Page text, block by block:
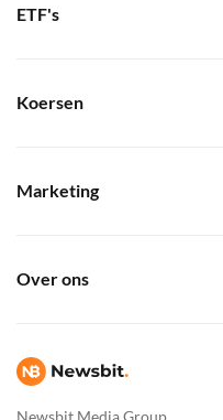
Newsbit Media Group
ETF's
Koersen
Marketing
Over ons